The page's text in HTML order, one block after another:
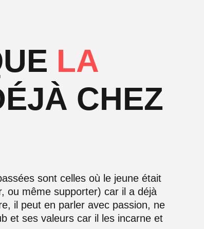
LA
CHEZ
sont celles où le jeune était
ou même supporter) car il a déjà
il peut en parler avec passion, ne
et ses valeurs car il les incarne et